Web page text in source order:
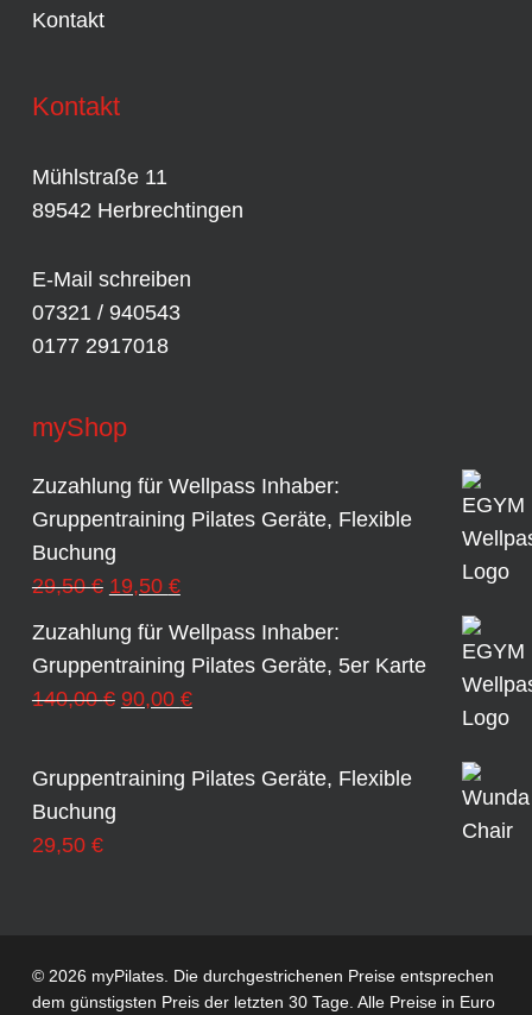
Kontakt
Kontakt
Mühlstraße 11
89542 Herbrechtingen
E-Mail schreiben
07321 / 940543
0177 2917018
myShop
Zuzahlung für Wellpass Inhaber:
Gruppentraining Pilates Geräte, Flexible
Buchung
29,50€ Ursprünglicher
Preis
war:
29,50 €
19,50 €Aktueller
Preis
19,50 €.
Zuzahlung für Wellpass Inhaber:
Gruppentraining Pilates Geräte, 5er Karte
140,00€ Ursprünglicher
war:
140,00 €
90,00 €Aktueller
ist:
Gruppentraining Pilates Geräte, Flexible
Buchung
29,50 €
© 2026 myPilates. Die durchgestrichenen Preise entsprechen
dem günstigsten Preis der letzten 30 Tage. Alle Preise in Euro